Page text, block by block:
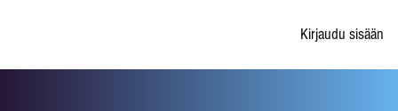
Kirjaudu sisään